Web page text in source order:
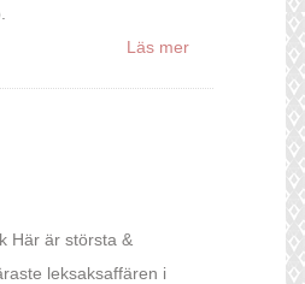
Läs mer
Här är största &
leksaksaffären i